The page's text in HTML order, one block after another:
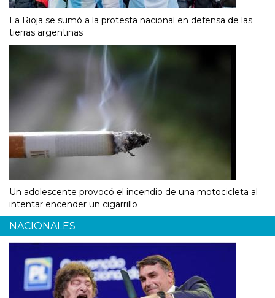
La Rioja se sumó a la protesta nacional en defensa de las
tierras argentinas
Un adolescente provocó el incendio de una motocicleta al
intentar encender un cigarrillo
NACIONALES